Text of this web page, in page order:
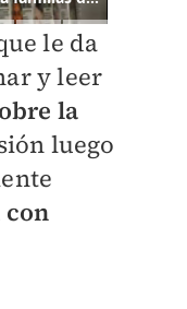
le da
y leer
la
luego
con